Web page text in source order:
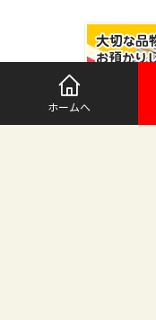
ホームへ